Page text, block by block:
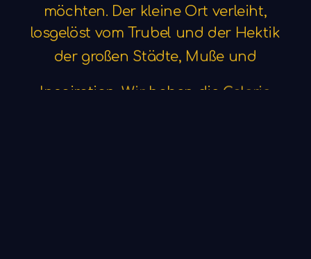
möchten. Der kleine Ort verleiht,
losgelöst vom Trubel und der Hektik
der großen Städte, Muße und